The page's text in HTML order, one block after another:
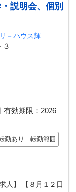
説明会、個別
－ハウス輝
３
有効期限： 2026
勤あり 転勤範囲
人】 【８月１２日